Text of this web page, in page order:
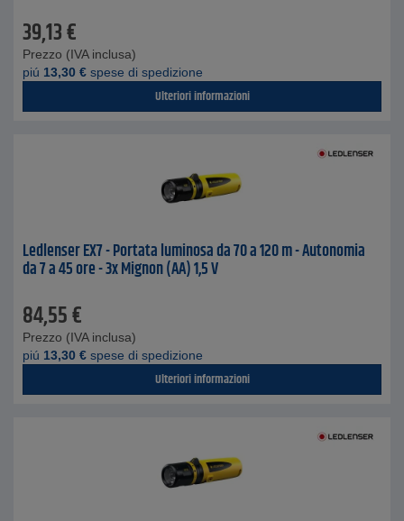
39,13€
Prezzo (IVA inclusa)
piú 13,30 € spese di spedizione
Ulteriori informazioni
Ledlenser EX7 - Portata luminosa da 70 a 120 m - Autonomia
da 7 a 45 ore - 3x Mignon (AA) 1,5 V
84,55€
Prezzo (IVA inclusa)
piú 13,30 € spese di spedizione
Ulteriori informazioni